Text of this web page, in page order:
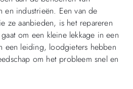
en industrieën. Een van de
ze aanbieden, is het repareren
om een ​​kleine lekkage in een
een leiding, loodgieters hebben
om het probleem snel en